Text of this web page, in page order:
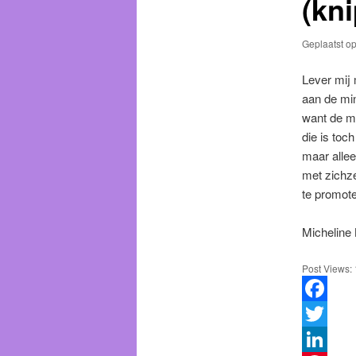
Geplaatst op
Lever mij
aan de
want de
die is toch
maar
met
te
Micheline
Post Views:
Facebook
Twitter